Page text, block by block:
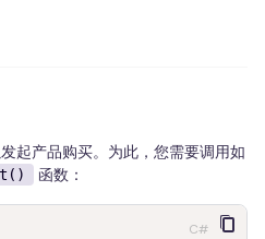
起产品购买。为此，您需要调用如
函数：
C#